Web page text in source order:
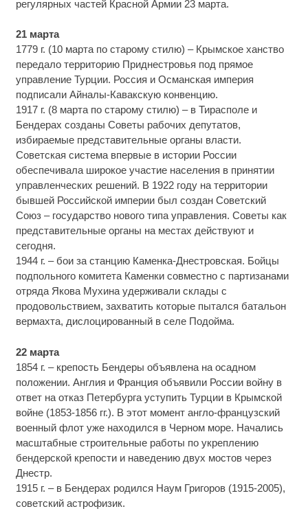
регулярных частей Красной Армии 23 марта.
21 марта
1779 г. (10 марта по старому стилю) – Крымское ханство
передало территорию Приднестровья под прямое
управление Турции. Россия и Османская империя
подписали Айналы-Кавакскую конвенцию.
1917 г. (8 марта по старому стилю) – в Тирасполе и
Бендерах созданы Советы рабочих депутатов,
избираемые представительные органы власти.
Советская система впервые в истории России
обеспечивала широкое участие населения в принятии
управленческих решений. В 1922 году на территории
бывшей Российской империи был создан Советский
Союз – государство нового типа управления. Советы как
представительные органы на местах действуют и
сегодня.
1944 г. – бои за станцию Каменка-Днестровская. Бойцы
подпольного комитета Каменки совместно с партизанами
отряда Якова Мухина удерживали склады с
продовольствием, захватить которые пытался батальон
вермахта, дислоцированный в селе Подойма.
22 марта
1854 г. – крепость Бендеры объявлена на осадном
положении. Англия и Франция объявили России войну в
ответ на отказ Петербурга уступить Турции в Крымской
войне (1853-1856 гг.). В этот момент англо-французский
военный флот уже находился в Черном море. Начались
масштабные строительные работы по укреплению
бендерской крепости и наведению двух мостов через
Днестр.
1915 г. – в Бендерах родился Наум Григоров (1915-2005),
советский астрофизик.